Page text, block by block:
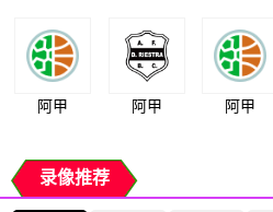
阿甲 阿甲 阿甲
录像推荐